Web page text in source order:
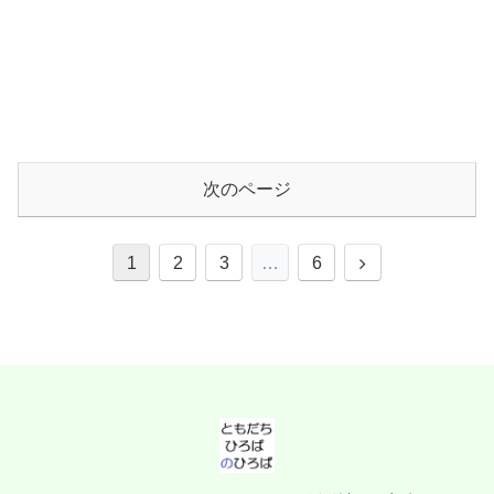
次のページ
1 2 3 … 6
次